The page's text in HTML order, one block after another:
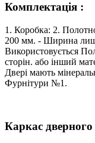
Комплектація :
1. Коробка: 2.
200 мм. - Ширина
Використовується
сторін. або інший
Двері мають
Фурнітури №1.
Каркас